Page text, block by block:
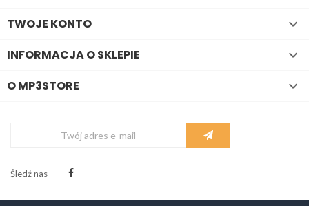
TWOJE KONTO 
INFORMACJA O SKLEPIE 
O MP3STORE 
Śledź nas